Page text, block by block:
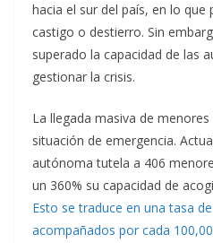
hacia el sur del país, en lo
castigo o destierro. Sin
superado la capacidad de las
gestionar la crisis.
La llegada masiva de
situación de emergencia.
autónoma tutela a 406
un 360% su capacidad de
Esto se traduce en una tasa
acompañados por cada